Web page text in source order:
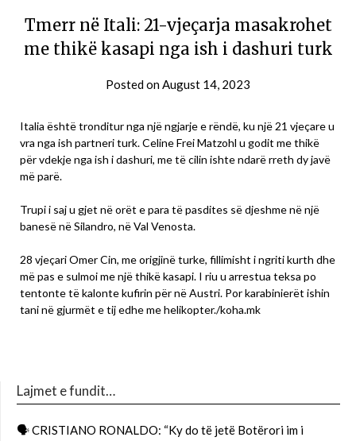
Tmerr në Itali: 21-vjeçarja masakrohet
me thikë kasapi nga ish i dashuri turk
Posted onAugust 14, 2023
Italia është tronditur nga një ngjarje e rëndë, ku një 21 vjeçare u
vra nga ish partneri turk. Celine Frei Matzohl u godit me thikë
për vdekje nga ish i dashuri, me të cilin ishte ndarë rreth dy javë
më parë.
Trupi i saj u gjet në orët e para të pasdites së djeshme në një
banesë në Silandro, në Val Venosta.
28 vjeçari Omer Cin, me origjinë turke, fillimisht i ngriti kurth dhe
më pas e sulmoi me një thikë kasapi. I riu u arrestua teksa po
tentonte të kalonte kufirin për në Austri. Por karabinierët ishin
tani në gjurmët e tij edhe me helikopter./koha.mk
Lajmet e fundit…
🗣 CRISTIANO RONALDO: “Ky do të jetë Botërori im i